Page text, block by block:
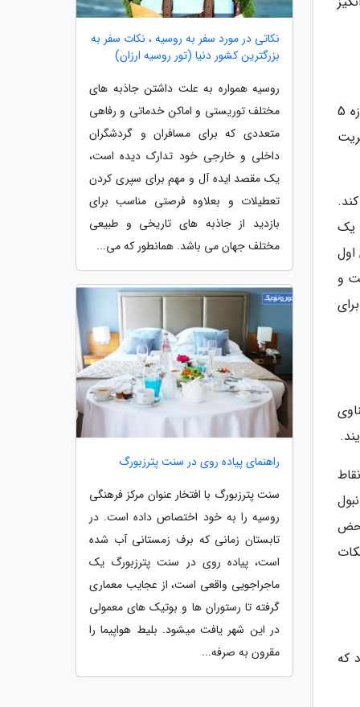
موزه یخی شما را به یک فضای قطبی خنک می برد، حتی اگر در فصل تابستان به این مجموعه سر بزنید. دمای داخل موزه 5
طریق یک
و
نکات
که
نکاتی در مورد سفر به روسیه ، نکات سفر به
بزرگترین کشور دنیا (تور روسیه ارزان)
روسیه همواره به علت داشتن جاذبه های
مختلف توریستی و اماکن خدماتی و رفاهی
متعددی که برای مسافران و گردشگران
داخلی و خارجی خود تدارک دیده است،
یک مقصد ایده آل و مهم برای سپری کردن
تعطیلات و بعلاوه فرصتی مناسب برای
بازدید از جاذبه های تاریخی و طبیعی
مختلف جهان می باشد. همانطور که می...
راهنمای پیاده روی در سنت پترزبورگ
سنت پترزبورگ با افتخار عنوان مرکز فرهنگی
روسیه را به خود اختصاص داده است. در
تابستان زمانی که برف زمستانی آب شده
است، پیاده روی در سنت پترزبورگ یک
ماجراجویی واقعی است، از عجایب معماری
گرفته تا رستوران­ ها و بوتیک ­های معمولی
در این شهر یافت می­شود. بلیط هواپیما را
مقرون به صرفه...